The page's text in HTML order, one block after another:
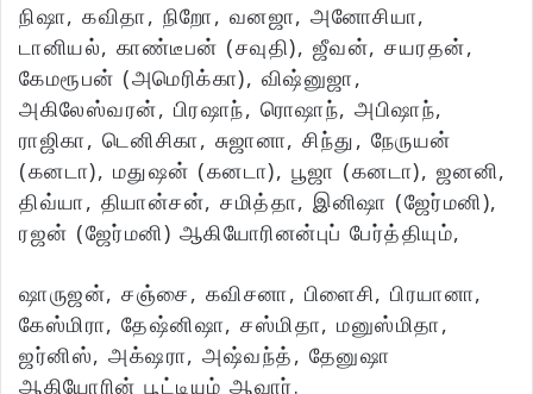
நிஷா, கவிதா, நிறோ, வனஜா, அனோசியா,
டானியல், காண்டீபன் (சவுதி), ஜீவன், சயரதன்,
கேமரூபன் (அமெரிக்கா), விஷ்னுஜா,
அகிலேஸ்வரன், பிரஷாந், ரொஷாந், அபிஷாந்,
ராஜிகா, டெனிசிகா, சுஜானா, சிந்து, நேருயன்
(கனடா), மதுஷன் (கனடா), பூஜா (கனடா), ஜனனி,
திவ்யா, தியான்சன், சமித்தா, இனிஷா (ஜேர்மனி),
ரஜன் (ஜேர்மனி) ஆகியோரினன்புப் பேர்த்தியும்,
ஷாருஜன், சஞ்சை, கவிசனா, பிளைசி, பிரயானா,
கேஸ்மிரா, தேஷ்னிஷா, சஸ்மிதா, மனுஸ்மிதா,
ஜர்னிஸ், அக்‌ஷரா, அஷ்வந்த், தேனுஷா
ஆகியோரின் பூட்டியும் ஆவார்.